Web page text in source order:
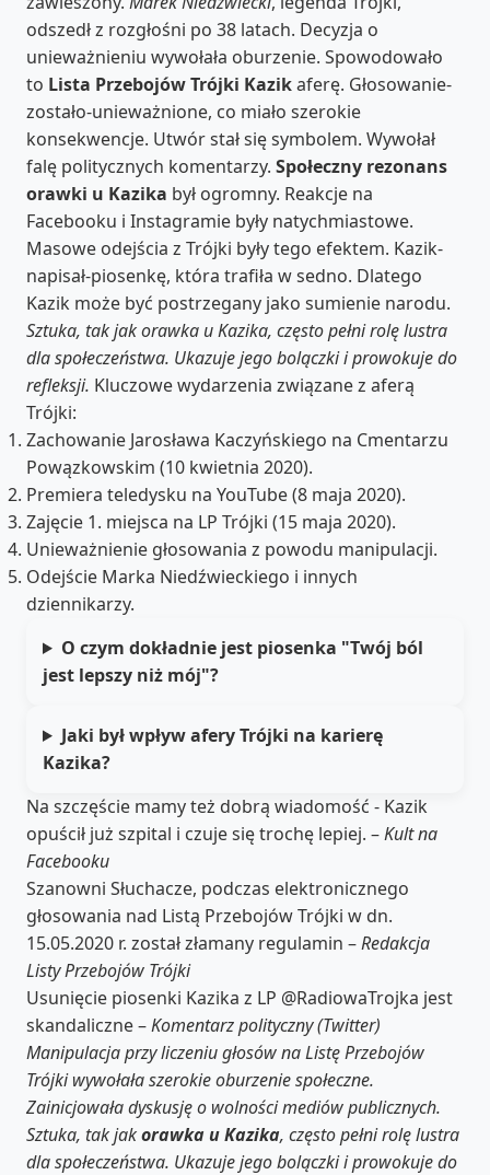
odszedł z rozgłośni po 38 latach. Decyzja o
unieważnieniu wywołała oburzenie. Spowodowało
to Lista Przebojów Trójki Kazikaferę. Głosowanie-
zostało-unieważnione, co miało szerokie
konsekwencje. Utwór stał się symbolem. Wywołał
falę politycznych komentarzy. Społeczny rezonans
orawki u Kazika był ogromny. Reakcje na
Facebooku i Instagramie były natychmiastowe.
Masowe odejścia z Trójki były tego efektem. Kazik-
napisał-piosenkę, która trafiła w sedno. Dlatego
Kazik może być postrzegany jako sumienie narodu.
Sztuka, tak jak orawka u Kazika, często pełni rolę lustra
dla społeczeństwa. Ukazuje jego bolączki i prowokuje do
refleksji. Kluczowe wydarzenia związane z aferą
Trójki:
Zachowanie Jarosława Kaczyńskiego na Cmentarzu
Powązkowskim (10 kwietnia 2020).
Premiera teledysku na YouTube (8 maja 2020).
Zajęcie 1. miejsca na LP Trójki (15 maja 2020).
Unieważnienie głosowania z powodu manipulacji.
Odejście Marka Niedźwieckiego i innych
dziennikarzy.
O czym dokładnie jest piosenka "Twój ból
jest lepszy niż mój"?
Jaki był wpływ afery Trójki na karierę
Kazika?
Na szczęście mamy też dobrą wiadomość - Kazik
opuścił już szpital i czuje się trochę lepiej. –Kult na
Facebooku
Szanowni Słuchacze, podczas elektronicznego
głosowania nad Listą Przebojów Trójki w dn.
15.05.2020 r. został złamany regulamin –Redakcja
Listy Przebojów Trójki
Usunięcie piosenki Kazika z LP @RadiowaTrojka jest
skandaliczne –Komentarz polityczny (Twitter)
Manipulacja przy liczeniu głosów na Listę Przebojów
Trójki wywołała szerokie oburzenie społeczne.
Zainicjowała dyskusję o wolności mediów publicznych.
Sztuka, tak jakorawka u Kazika, często pełni rolę lustra
dla społeczeństwa. Ukazuje jego bolączki i prowokuje do